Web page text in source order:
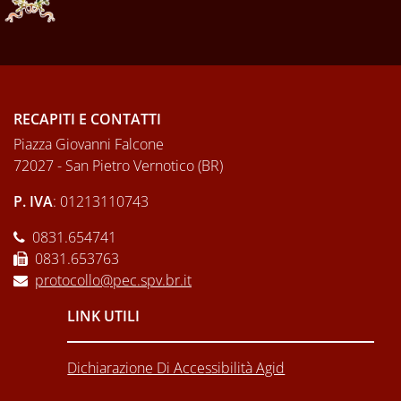
RECAPITI E CONTATTI
Piazza Giovanni Falcone
72027 - San Pietro Vernotico (BR)
P. IVA: 01213110743
0831.654741
0831.653763
protocollo@pec.spv.br.it
LINK UTILI
Dichiarazione Di Accessibilità Agid